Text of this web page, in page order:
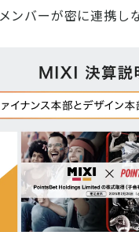
ンバーが密に連携し